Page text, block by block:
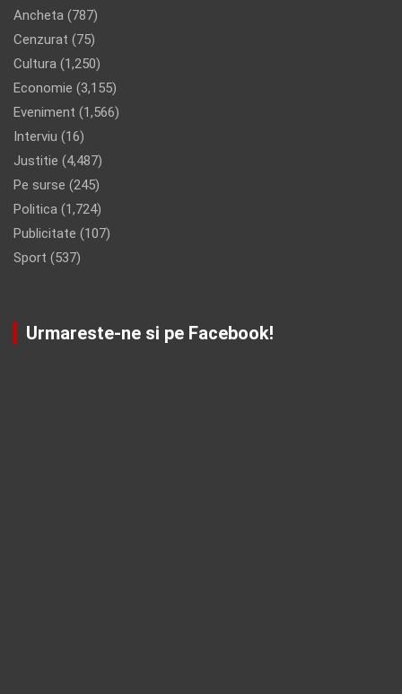
Ancheta (787)
Cenzurat (75)
Cultura (1,250)
Economie (3,155)
Eveniment (1,566)
Interviu (16)
Justitie (4,487)
Pe surse (245)
Politica (1,724)
Publicitate (107)
Sport (537)
Urmareste-ne si pe Facebook!